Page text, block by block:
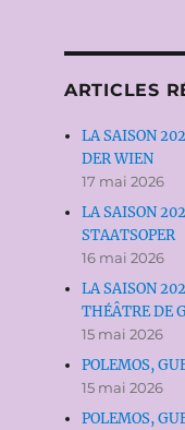
ARTICLES
LA SAISON
DER WIEN
17 mai 2026
LA SAISON
STAATSOPER
16 mai 2026
LA SAISON
THÉÂTRE DE
15 mai 2026
POLEMOS,
15 mai 2026
POLEMOS,